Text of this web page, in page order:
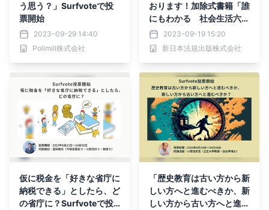
う思う？」Surfvoteで投
票開始
2023-09-29 14:40
Polimill株式会社
おります！加除式書籍「誰
にもわかる 社会生活六法
－法律相談Ｑ＆Ａ－」の増
刷が決定いたしました！
2023-09-19 15:20
新日本法規出版株式会社
仮に税金を「好きな省庁に
納税できる」としたら、ど
の省庁に？Surfvoteで投
「歴史教育は古い方から新
しい方へと進むべきか、新
しい方から古い方へと進む